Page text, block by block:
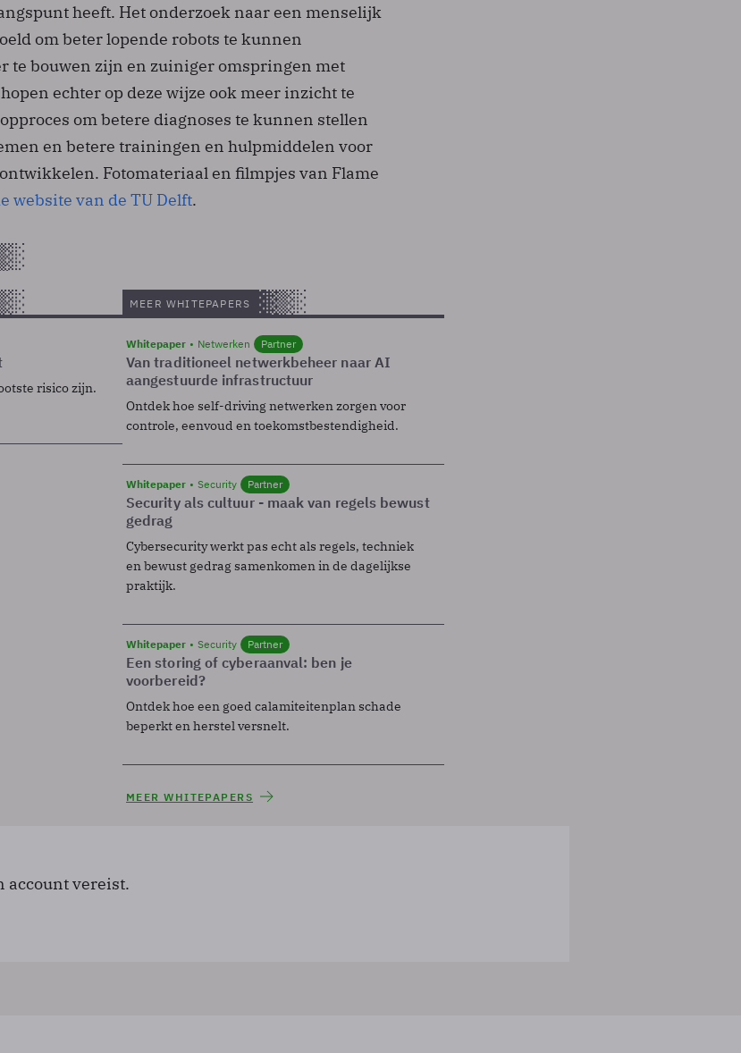
heeft. Het onderzoek naar een menselijk
om beter lopende robots te kunnen
te bouwen zijn en zuiniger omspringen met
echter op deze wijze ook meer inzicht te
om betere diagnoses te kunnen stellen
en betere trainingen en hulpmiddelen voor
Fotomateriaal en filmpjes van Flame
website van de TU Delft.
risico zijn.
MEER WHITEPAPERS
Whitepaper Netwerken Partner
Van traditioneel netwerkbeheer naar AI
aangestuurde infrastructuur
Ontdek hoe self-driving netwerken zorgen voor
controle, eenvoud en toekomstbestendigheid.
Whitepaper Security Partner
Security als cultuur - maak van regels bewust
gedrag
Cybersecurity werkt pas echt als regels, techniek
en bewust gedrag samenkomen in de dagelijkse
praktijk.
Whitepaper Security Partner
Een storing of cyberaanval: ben je
voorbereid?
Ontdek hoe een goed calamiteitenplan schade
beperkt en herstel versnelt.
MEER WHITEPAPERS
account vereist.